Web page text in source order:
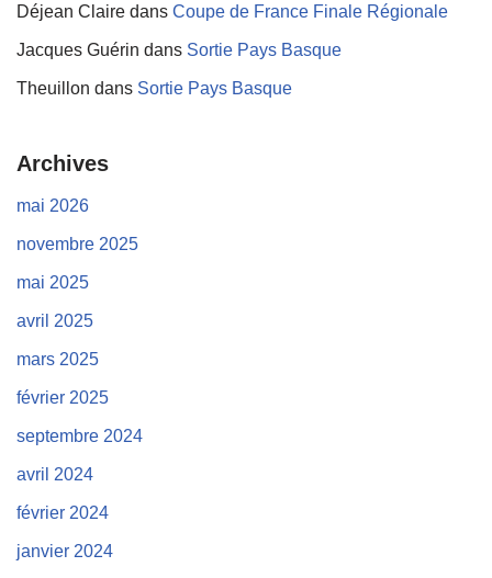
Déjean Claire dans Coupe de France Finale Régionale
Jacques Guérin dans Sortie Pays Basque
Theuillon dans Sortie Pays Basque
Archives
mai 2026
novembre 2025
mai 2025
avril 2025
mars 2025
février 2025
septembre 2024
avril 2024
février 2024
janvier 2024